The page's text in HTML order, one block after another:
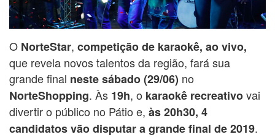
O NorteStar, competição de karaokê, ao vivo,
que revela novos talentos da região, fará sua
grande final neste sábado (29/06) no
NorteShopping. Às 19h, o karaokê recreativovai
divertir o público no Pátio e, às 20h30, 4
candidatos vão disputar a grande final de 2019.